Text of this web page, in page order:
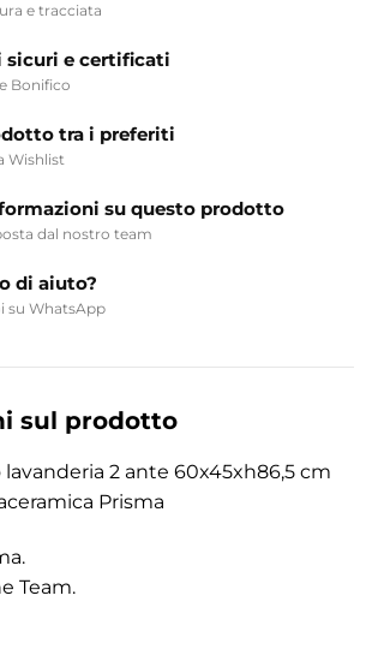
e tracciata
sicuri e certificati
Bonifico
tra i preferiti
Wishlist
su questo prodotto
dal nostro team
di aiuto?
su WhatsApp
sul prodotto
2 ante 60x45xh86,5 cm
Prisma
Team.